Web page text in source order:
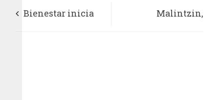
Bienestar inicia Malintzin,